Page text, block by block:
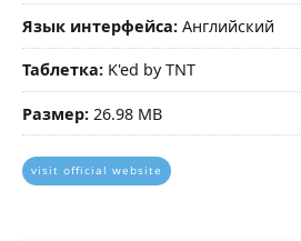
Язык интерфейса: Английский
Таблетка: K'ed by TNT
Размер: 26.98 MB
visit official website